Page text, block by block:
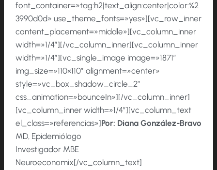
font_container=»tag:h2|text_align:center|color:%2
3990d0d» use_theme_fonts=»yes»][vc_row_inner
content_placement=»middle»][vc_column_inner
width=»1/4″][/vc_column_inner][vc_column_inner
width=»1/4″][vc_single_image image=»1871″
img_size=»110×110″ alignment=»center»
style=»vc_box_shadow_circle_2″
css_animation=»bounceIn»][/vc_column_inner]
[vc_column_inner width=»1/4″][vc_column_text
el_class=»referencias»]Por: Diana González-Bravo
MD, Epidemiólogo
Investigador MBE
Neuroeconomix[/vc_column_text]